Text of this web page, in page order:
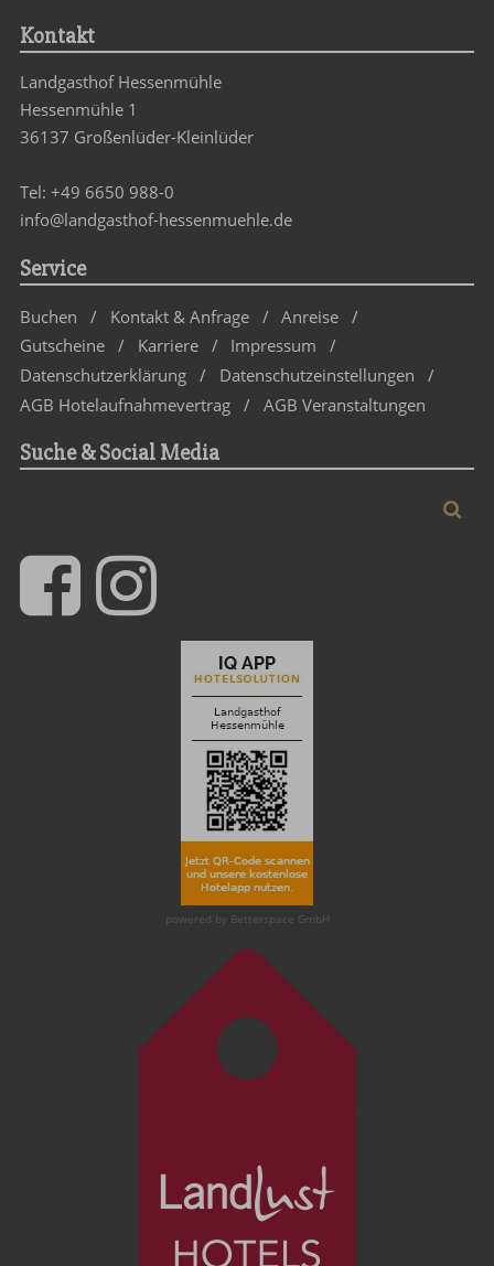
Kontakt
Landgasthof Hessenmühle
Hessenmühle 1
36137 Großenlüder-Kleinlüder
Tel:+49 6650 988-0
info@landgasthof-hessenmuehle.de
Service
Buchen Kontakt & Anfrage
Anreise
Gutscheine
Karriere
Impressum
Datenschutzerklärung
Datenschutz­einstellungen
AGB Hotelaufnahmevertrag
AGB Veranstaltungen
Suche & Social Media
powered by Betterspace GmbH